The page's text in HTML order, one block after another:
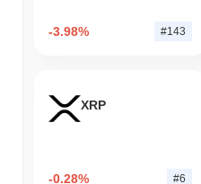
-3.98% #143
XRP
-0.28% #6